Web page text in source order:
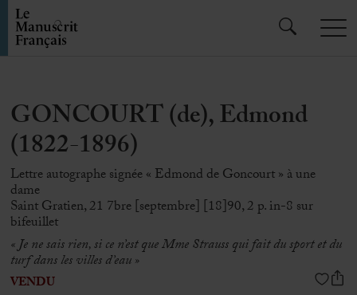
GONCOURT (de), Edmond
(1822-1896)
Lettre autographe signée « Edmond de Goncourt » à une
dame
Saint Gratien, 21 7bre [septembre] [18]90, 2 p. in-8 sur
bifeuillet
« Je ne sais rien, si ce n’est que Mme Strauss qui fait du sport et du
turf dans les villes d’eau »
VENDU